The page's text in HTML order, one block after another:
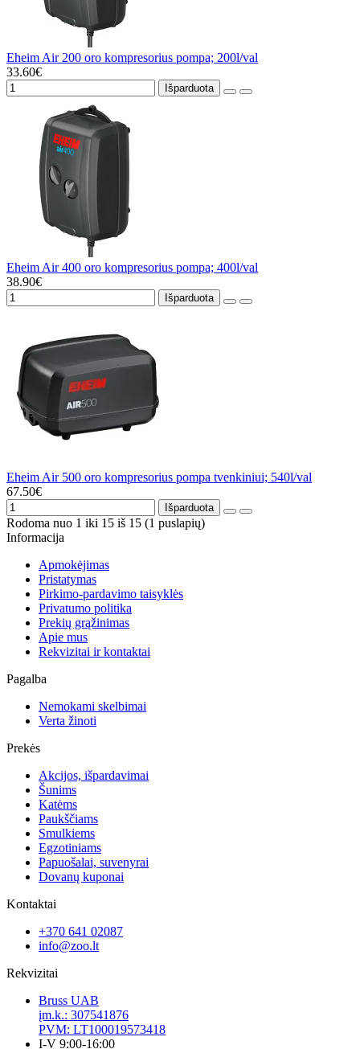
Eheim Air 200 oro kompresorius pompa; 200l/val
33.60€
Išparduota
Eheim Air 400 oro kompresorius pompa; 400l/val
38.90€
Išparduota
Eheim Air 500 oro kompresorius pompa tvenkiniui; 540l/val
67.50€
Išparduota
Rodoma nuo 1 iki 15 iš 15 (1 puslapių)
Informacija
Apmokėjimas
Pristatymas
Pirkimo-pardavimo taisyklės
Privatumo politika
Prekių grąžinimas
Apie mus
Rekvizitai ir kontaktai
Pagalba
Nemokami skelbimai
Verta žinoti
Prekės
Akcijos, išpardavimai
Šunims
Katėms
Paukščiams
Smulkiems
Egzotiniams
Papuošalai, suvenyrai
Dovanų kuponai
Kontaktai
+370 641 02087
info@zoo.lt
Rekvizitai
Bruss UAB
įm.k.: 307541876
PVM: LT100019573418
I-V 9:00-16:00